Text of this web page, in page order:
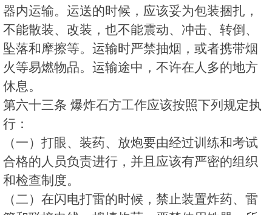
器内运输。运送的时候，应该妥为包装捆扎，
不能散装、改装，也不能震动、冲击、转倒、
坠落和摩擦等。运输时严禁抽烟，或者携带烟
火等易燃物品。运输途中，不许在人多的地方
休息。
第六十三条 爆炸石方工作应该按照下列规定执
行：
（一）打眼、装药、放炮要由经过训练和考试
合格的人员负责进行，并且应该有严密的组织
和检查制度。
（二）在闪电打雷的时候，禁止装置炸药、雷